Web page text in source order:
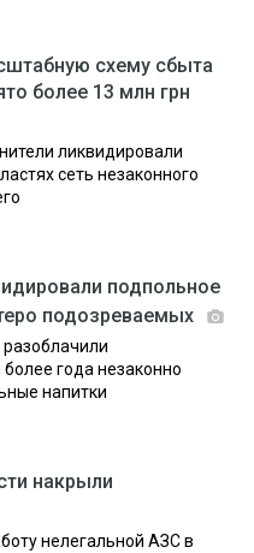
схему сбыта
более 13 млн грн
ликвидировали
сеть незаконного
подпольное
подозреваемых
года незаконно
напитки
накрыли
нелегальной АЗС в